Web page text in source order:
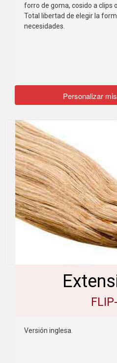
forro de goma, cosido a clips
Total libertad de elegir la
necesidades.
Personalizar
Versión inglesa.